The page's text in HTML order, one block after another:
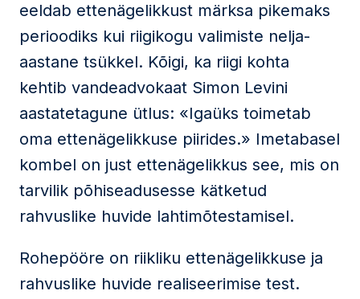
eeldab ettenägelikkust märksa pikemaks
perioodiks kui riigikogu valimiste nelja-
aastane tsükkel. Kõigi, ka riigi kohta
kehtib vandeadvokaat Simon Levini
aastatetagune ütlus: «Igaüks toimetab
oma ettenägelikkuse piirides.» Imetabasel
kombel on just ettenägelikkus see, mis on
tarvilik põhiseadusesse kätketud
rahvuslike huvide lahtimõtestamisel.
Rohepööre on riikliku ettenägelikkuse ja
rahvuslike huvide realiseerimise test.